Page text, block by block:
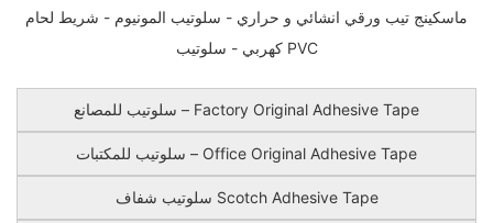
ماسكينج تيب ورقي انشائي و حراري - سلوتيب المونيوم - شريط لحام
كهربي - سلوتيب PVC
سلوتيب للمصانع – Factory Original Adhesive Tape
سلوتيب للمكتبات – Office Original Adhesive Tape
سلوتيب شفاف Scotch Adhesive Tape